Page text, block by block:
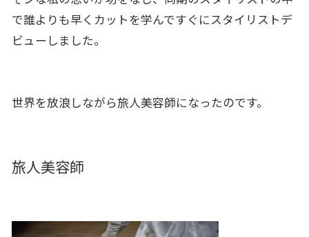
で誰よりも早くカットを学んですぐにスタイリストデ
ビューしました。
世界を放浪しながら旅人美容師になったのです。
旅人美容師